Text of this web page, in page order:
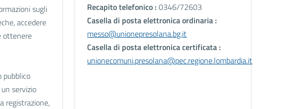
sugli
accedere
ottenere
pubblico
servizio
registrazione,
Recapito telefonico :0346/72603
Casella di posta elettronica ordinaria :
messo@unionepresolana.bg.it
Casella di posta elettronica certificata :
unionecomuni.presolana@pec.regione.lombardia.it